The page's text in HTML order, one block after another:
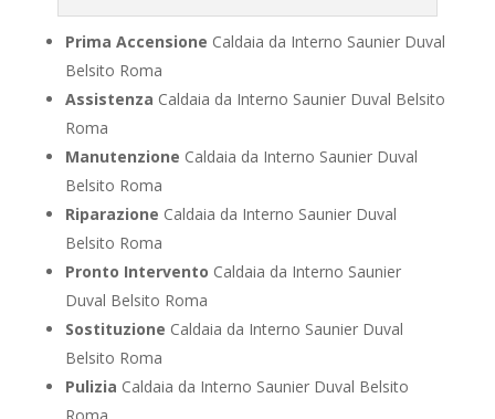
Prima Accensione Caldaia da Interno Saunier Duval
Belsito Roma
Assistenza Caldaia da Interno Saunier Duval Belsito
Roma
Manutenzione Caldaia da Interno Saunier Duval
Belsito Roma
Riparazione Caldaia da Interno Saunier Duval
Belsito Roma
Pronto Intervento Caldaia da Interno Saunier
Duval Belsito Roma
Sostituzione Caldaia da Interno Saunier Duval
Belsito Roma
Pulizia Caldaia da Interno Saunier Duval Belsito